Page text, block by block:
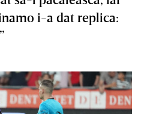
i-a dat replica: